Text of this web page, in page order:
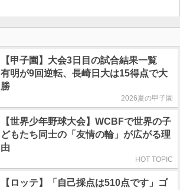
【甲子園】大会3日目の試合結果一覧
有明が9回逆転、長崎日大は15得点で大
勝
2026夏の甲子園
【世界少年野球大会】WCBFで世界の子
どもたち同士の「友情の輪」が広がる理
由
HOT TOPIC
【ロッテ】「自己採点は510点です」ゴ